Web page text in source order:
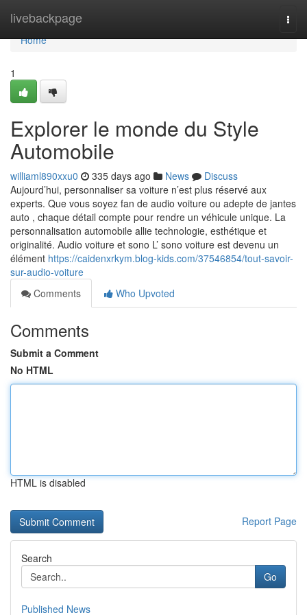
livebackpage
Home
Home
1
Explorer le monde du Style
Automobile
williaml890xxu0 335 days ago News
Discuss
Aujourd’hui, personnaliser sa voiture n’est plus réservé aux
experts. Que vous soyez fan de audio voiture ou adepte de jantes
auto , chaque détail compte pour rendre un véhicule unique. La
personnalisation automobile allie technologie, esthétique et
originalité. Audio voiture et sono L’ sono voiture est devenu un
élément https://caidenxrkym.blog-kids.com/37546854/tout-savoir-
sur-audio-voiture
Comments
Who Upvoted
Comments
Submit a Comment
No HTML
HTML is disabled
Report Page
Search
Go
Published News